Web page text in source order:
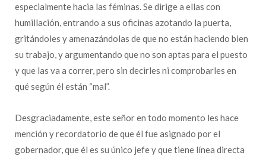
especialmente hacia las féminas. Se dirige a ellas con
humillación, entrando a sus oficinas azotando la puerta,
gritándoles y amenazándolas de que no están haciendo bien
su trabajo, y argumentando que no son aptas para el puesto
y que las va a correr, pero sin decirles ni comprobarles en
qué según él están “mal”.
Desgraciadamente, este señor en todo momento les hace
mención y recordatorio de que él fue asignado por el
gobernador, que él es su único jefe y que tiene línea directa